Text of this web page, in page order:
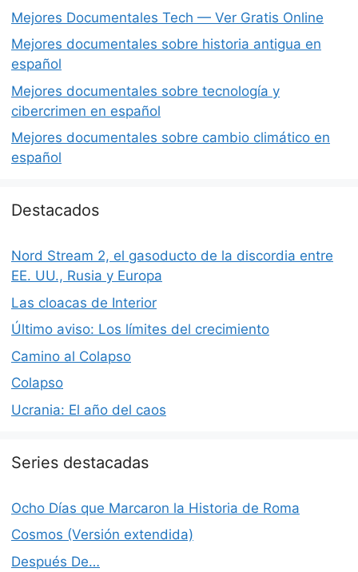
Mejores Documentales Tech — Ver Gratis Online
Mejores documentales sobre historia antigua en
español
Mejores documentales sobre tecnología y
cibercrimen en español
Mejores documentales sobre cambio climático en
español
Destacados
Nord Stream 2, el gasoducto de la discordia entre
EE. UU., Rusia y Europa
Las cloacas de Interior
Último aviso: Los límites del crecimiento
Camino al Colapso
Colapso
Ucrania: El año del caos
Series destacadas
Ocho Días que Marcaron la Historia de Roma
Cosmos (Versión extendida)
Después De…